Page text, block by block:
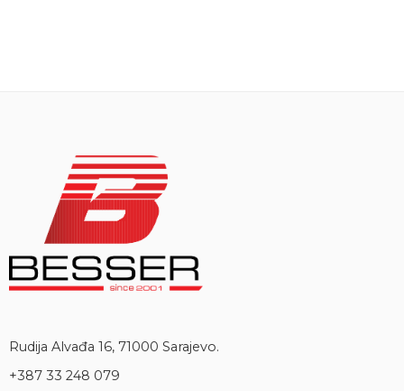
Rudija Alvađa 16, 71000 Sarajevo.
+387 33 248 079